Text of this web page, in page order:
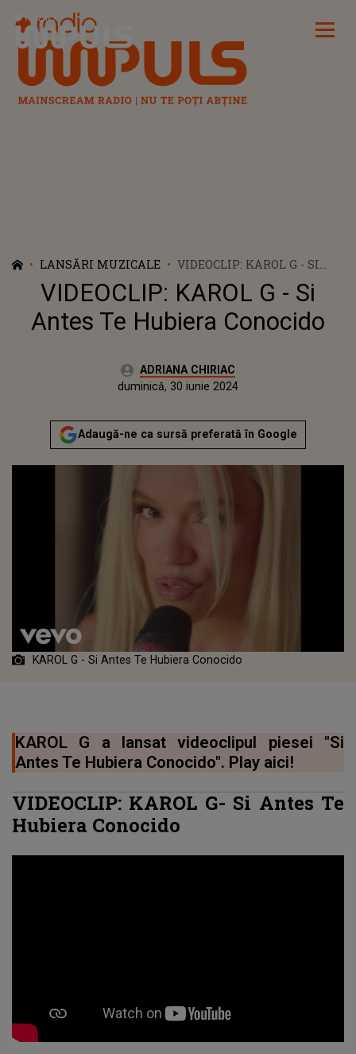
Radio Impuls
LANSĂRI MUZICALE
VIDEOCLIP: KAROL G - SI
ANTES TE HUBIERA
CONOCIDO
VIDEOCLIP: KAROL G - Si
Antes Te Hubiera Conocido
Autor:ADRIANA CHIRIAC
duminică, 30 iunie 2024Actualizat:
duminică, 30 iunie 2024
Adaugă-ne ca sursă preferată în Google
KAROL G - Si Antes Te Hubiera Conocido
KAROL G a lansat videoclipul piesei "Si
Antes Te Hubiera Conocido". Play aici!
VIDEOCLIP: KAROL G- Si Antes Te
Hubiera Conocido